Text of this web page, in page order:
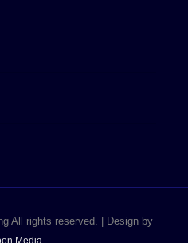
All rights reserved. | Design by
Media